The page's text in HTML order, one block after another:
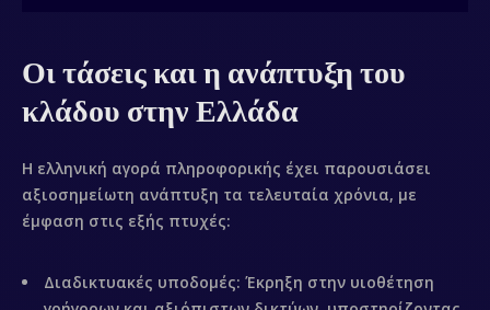
Οι τάσεις και η ανάπτυξη του
κλάδου στην Ελλάδα
Η ελληνική αγορά πληροφορικής έχει παρουσιάσει
αξιοσημείωτη ανάπτυξη τα τελευταία χρόνια, με
έμφαση στις εξής πτυχές:
Διαδικτυακές υποδομές: Έκρηξη στην υιοθέτηση